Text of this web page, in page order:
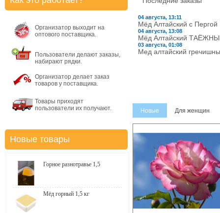
04 августа, 13:11
Мёд Алтайский с Пергой
04 августа, 13:08
Мёд Алтайский
03 августа, 01:08
Мед алтайский
Новые Для женщин
Организатор выходит на
оптового поставщика.
Пользователи делают заказы,
набирают рядки.
Организатор делает заказ
товаров у поставщика.
Товары приходят
пользователи их получают.
Новые товары
Горное разнотравье 1,5
Мёд горный 1,5 кг